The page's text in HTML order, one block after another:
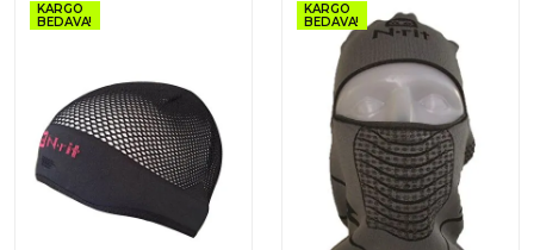
KARGO
BEDAVA!
KARGO
BEDAVA!